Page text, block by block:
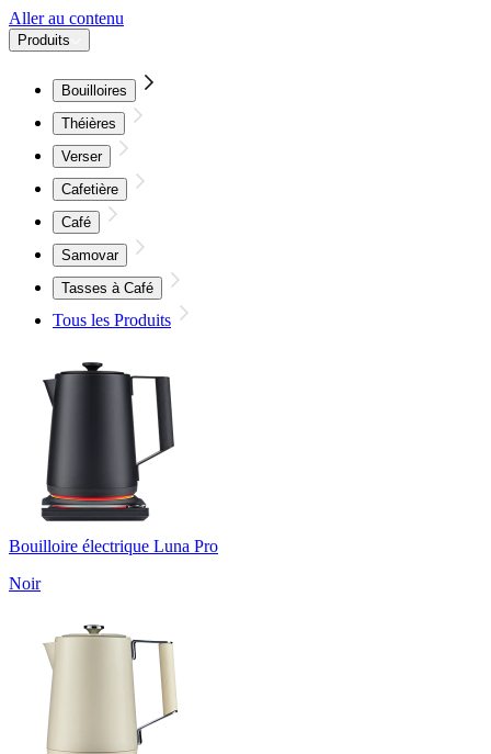
Aller au contenu
Produits
Bouilloires
Théières
Verser
Cafetière
Café
Samovar
Tasses à Café
Tous les Produits
Bouilloire électrique Luna Pro
Noir